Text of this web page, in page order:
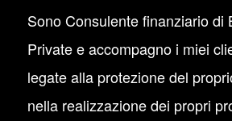
Sono Consulente finanziario di
Private e accompagno i miei
legate alla protezione del
nella realizzazione dei propri